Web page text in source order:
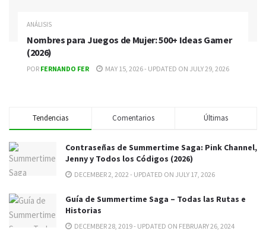
ANÁLISIS
Nombres para Juegos de Mujer: 500+ Ideas Gamer
(2026)
POR FERNANDO FER MAY 15, 2026 - UPDATED ON JULY 29, 2026
Tendencias Comentarios Últimas
Contraseñas de Summertime Saga: Pink Channel,
Jenny y Todos los Códigos (2026)
DECEMBER 2, 2022 - UPDATED ON JULY 17, 2026
Guía de Summertime Saga – Todas las Rutas e
Historias
DECEMBER 28, 2019 - UPDATED ON FEBRUARY 26, 2024